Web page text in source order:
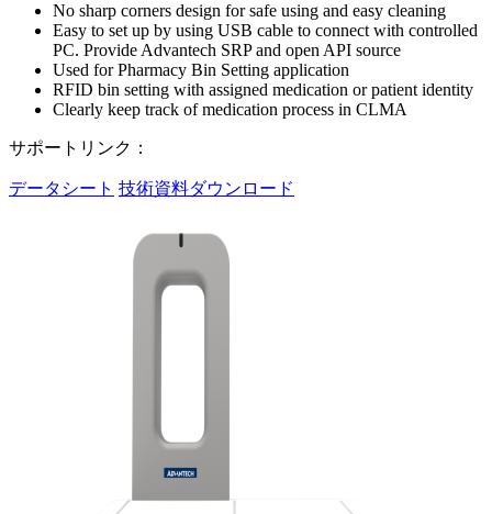
No sharp corners design for safe using and easy cleaning
Easy to set up by using USB cable to connect with controlled
PC. Provide Advantech SRP and open API source
Used for Pharmacy Bin Setting application
RFID bin setting with assigned medication or patient identity
Clearly keep track of medication process in CLMA
サポートリンク：
データシート 技術資料ダウンロード